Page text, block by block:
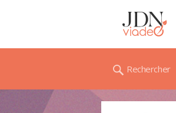
Rechercher